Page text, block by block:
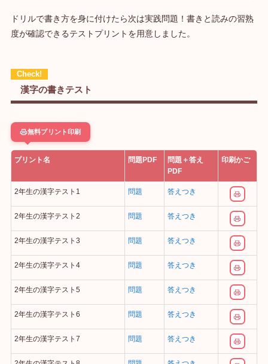
ドリルで書き方を身に付けたら次は実践問題！書きと読みの習熟
度が確認できるテストプリントを用意しました。
漢字の書きテスト
無料プリント印刷
プリント名 問題PDF
問題＋答え
PDF
印刷かご
2年生の漢字テスト1 問題 答えつき
2年生の漢字テスト2 問題 答えつき
2年生の漢字テスト3 問題 答えつき
2年生の漢字テスト4 問題 答えつき
2年生の漢字テスト5 問題 答えつき
2年生の漢字テスト6 問題 答えつき
2年生の漢字テスト7 問題 答えつき